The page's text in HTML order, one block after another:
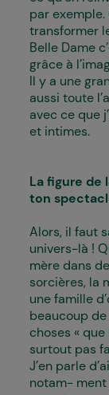
par
transformer
Belle Dame
grâce à
Il y a une
aussi toute
avec ce que
et intimes.
La figure de
ton
Alors, il faut
univers-là !
mère dans
sorcières, la
une famille
beaucoup
choses «
surtout pas
J’en parle
notam- ment